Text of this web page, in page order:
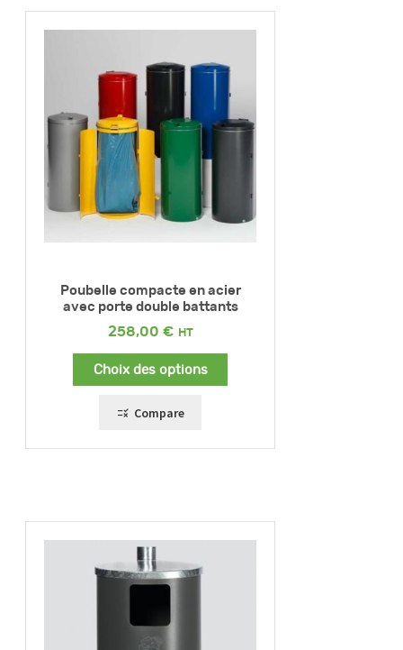
Poubelle compacte en acier
avec porte double battants
258,00 €
Choix des options
Compare